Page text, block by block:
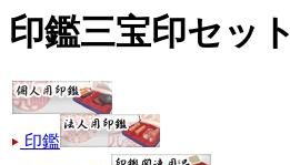
印鑑三宝印セット
印鑑